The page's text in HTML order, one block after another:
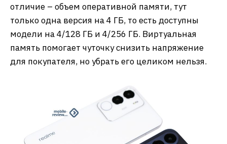
отличие – объем оперативной памяти, тут
только одна версия на 4 ГБ, то есть доступны
модели на 4/128 ГБ и 4/256 ГБ. Виртуальная
память помогает чуточку снизить напряжение
для покупателя, но убрать его целиком нельзя.